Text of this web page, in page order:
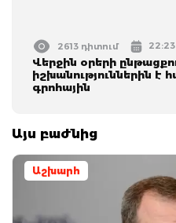
2613 դիտում 22:23
Վերջին օրերի
իշխանություններին է
գրոհային
Այս բաժնից
Աշխարհ